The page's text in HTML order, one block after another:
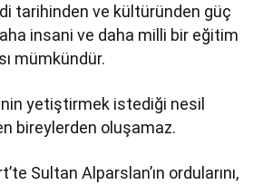
tarihinden ve kültüründen güç
insani ve daha milli bir eğitim
mümkündür.
yetiştirmek istediği nesil
bireylerden oluşamaz.
Sultan Alparslan’ın ordularını,